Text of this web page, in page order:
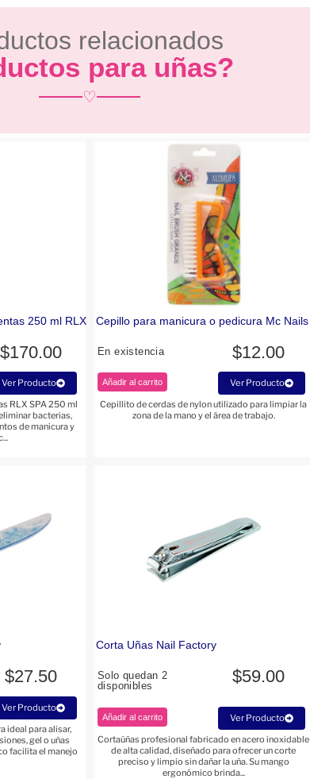
relacionados
para uñas?
♡
250 ml RLX
$170.00
Ver Producto
RLX SPA 250 ml
bacterias,
de manicura y
Cepillo para manicura o pedicura Mc Nails
En existencia $12.00
Añadir al carrito
Ver Producto
Cepillito de cerdas de nylon utilizado para limpiar la
zona de la mano y el área de trabajo.
$27.50
Ver Producto
ideal para alisar,
gel o uñas
facilita el manejo
Corta Uñas Nail Factory
Solo quedan 2
disponibles
$59.00
Añadir al carrito
Ver Producto
Cortaúñas profesional fabricado en acero inoxidable
de alta calidad, diseñado para ofrecer un corte
preciso y limpio sin dañar la uña. Su mango
ergonómico brinda...